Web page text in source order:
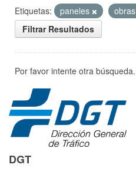
Etiquetas: paneles obras
Filtrar Resultados
Por favor intente otra búsqueda.
DGT